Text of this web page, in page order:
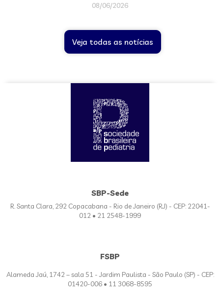
08/06/2026
Veja todas as notícias
SBP-Sede
R. Santa Clara, 292 Copacabana - Rio de Janeiro (RJ) - CEP: 22041-
012 • 21 2548-1999
FSBP
Alameda Jaú, 1742 – sala 51 - Jardim Paulista - São Paulo (SP) - CEP:
01420-006 • 11 3068-8595